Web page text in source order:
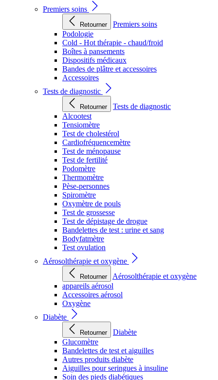
Premiers soins
Retourner
Premiers soins
Podologie
Cold - Hot thérapie - chaud/froid
Boîtes à pansements
Dispositifs médicaux
Bandes de plâtre et accessoires
Accessoires
Tests de diagnostic
Retourner
Tests de diagnostic
Alcootest
Tensiomètre
Test de cholestérol
Cardiofréquencemètre
Test de ménopause
Test de fertilité
Podomètre
Thermomètre
Pèse-personnes
Spiromètre
Oxymètre de pouls
Test de grossesse
Test de dépistage de drogue
Bandelettes de test : urine et sang
Bodyfatmètre
Test ovulation
Aérosolthérapie et oxygène
Retourner
Aérosolthérapie et oxygène
appareils aérosol
Accessoires aérosol
Oxygène
Diabète
Retourner
Diabète
Glucomètre
Bandelettes de test et aiguilles
Autres produits diabète
Aiguilles pour seringues à insuline
Soin des pieds diabétiques